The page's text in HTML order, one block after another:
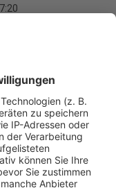
sie zum Teil
Beziehung;
sich gegen
Teile des
gedreht,
Das Video